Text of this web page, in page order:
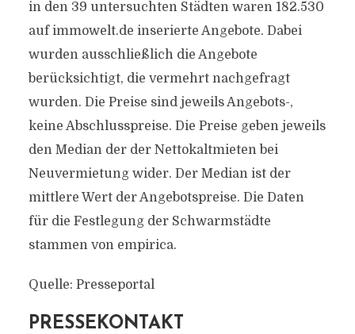
in den 39 untersuchten Städten waren 182.530
auf immowelt.de inserierte Angebote. Dabei
wurden ausschließlich die Angebote
berücksichtigt, die vermehrt nachgefragt
wurden. Die Preise sind jeweils Angebots-,
keine Abschlusspreise. Die Preise geben jeweils
den Median der der Nettokaltmieten bei
Neuvermietung wider. Der Median ist der
mittlere Wert der Angebotspreise. Die Daten
für die Festlegung der Schwarmstädte
stammen von empirica.
Quelle: Presseportal
PRESSEKONTAKT